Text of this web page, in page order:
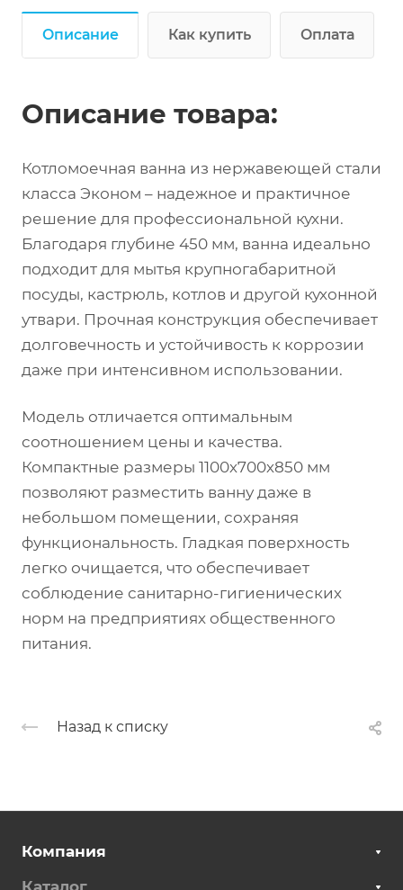
Описание Как купить Оплата
Описание товара:
Котломоечная ванна из нержавеющей стали
класса Эконом – надежное и практичное
решение для профессиональной кухни.
Благодаря глубине 450 мм, ванна идеально
подходит для мытья крупногабаритной
посуды, кастрюль, котлов и другой кухонной
утвари. Прочная конструкция обеспечивает
долговечность и устойчивость к коррозии
даже при интенсивном использовании.
Модель отличается оптимальным
соотношением цены и качества.
Компактные размеры 1100х700х850 мм
позволяют разместить ванну даже в
небольшом помещении, сохраняя
функциональность. Гладкая поверхность
легко очищается, что обеспечивает
соблюдение санитарно-гигиенических
норм на предприятиях общественного
питания.
Назад к списку
Компания